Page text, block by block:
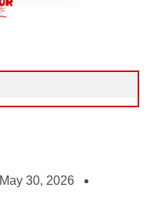
May 30, 2026